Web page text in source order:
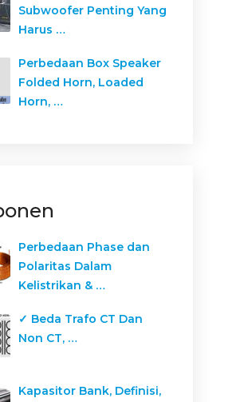
Subwoofer Penting Yang
Harus …
Perbedaan Box Speaker
Folded Horn, Loaded
Horn, …
Perbedaan Phase dan
Polaritas Dalam
Kelistrikan & …
✓ Beda Trafo CT Dan
Non CT, …
Kapasitor Bank, Definisi,